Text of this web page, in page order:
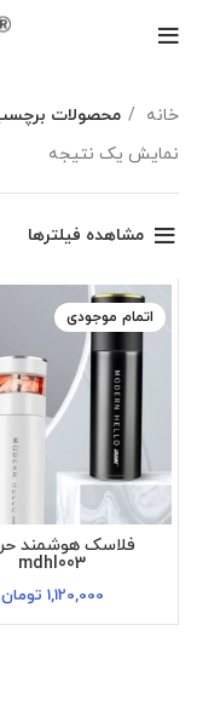
خانه
محصولات
نمایش یک نتیجه
مشاهده فیلترها
اتمام موجودی
فلاسک هوشمند
mdhl003
1,120,000 تومان